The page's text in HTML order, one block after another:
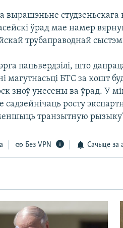
вырашэньне студзеньскага
ўрад мае намер
трубаправоднай
пацьвердзілі, што
магутнасьці БТС за кошт
зноў унесены ва ўрад. У
садзейнічаць росту
транзытную
Без VPN Сачыце за